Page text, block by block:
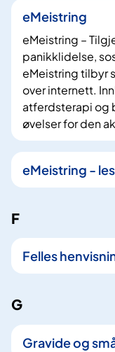
eMeistring
eMeistring –
panikklidelse,
eMeistring tilbyr
over internett.
atferdsterapi og
øvelser for den
eMeistring -
F
Felles
G
Gravide og